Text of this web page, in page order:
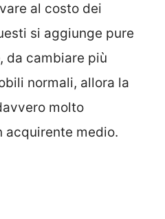
al costo dei
si aggiunge pure
, da cambiare più
normali, allora la
molto
acquirente medio.